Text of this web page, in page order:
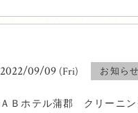
2022/09/09 (Fri) お知らせ
ＡＢホテル蒲郡 クリーニン